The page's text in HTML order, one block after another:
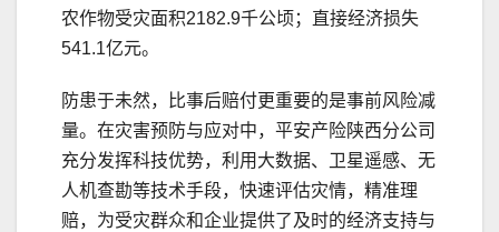
农作物受灾面积2182.9千公顷；直接经济损失
541.1亿元。
防患于未然，比事后赔付更重要的是事前风险减
量。在灾害预防与应对中，平安产险陕西分公司
充分发挥科技优势，利用大数据、卫星遥感、无
人机查勘等技术手段，快速评估灾情，精准理
赔，为受灾群众和企业提供了及时的经济支持与